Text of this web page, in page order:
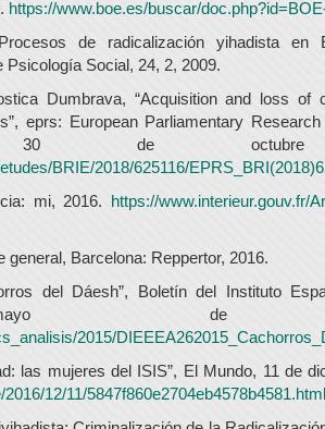
https://www.boe.es/buscar/
de radicalización yihadista en
Social, 24, 2, 2009.
Dumbrava, “Acquisition and loss of
eprs: European Parliamentary
30 de octubre
BRIE/2018/625116/
mi, 2016. https://www.interieur.gouv.fr/
Barcelona: Reppertor, 2016.
del Dáesh”, Boletín del Instituto
mayo de
2015/
las mujeres del ISIS”, El Mundo, 11 de
12/11/5847f860e2704eb4578b4581.html